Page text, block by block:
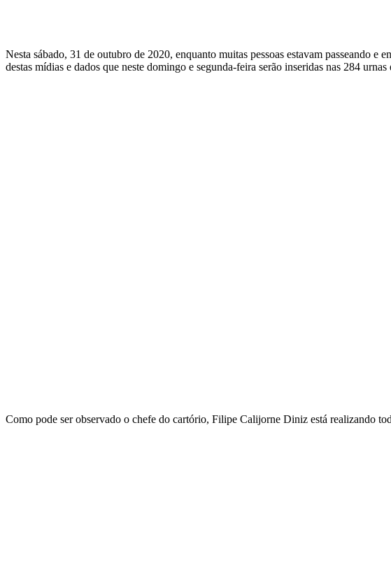
Nesta sábado, 31 de outubro de 2020, enquanto muitas pessoas estavam passeando
destas mídias e dados que neste domingo e segunda-feira serão inseridas nas 284 urnas
Como pode ser observado o chefe do cartório, Filipe Calijorne Diniz está realizando